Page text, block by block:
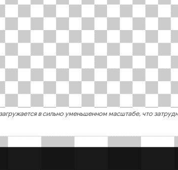
в сильно уменьшенном масштабе, что